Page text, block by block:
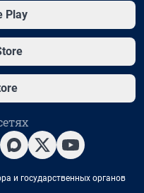
Play
и государственных органов